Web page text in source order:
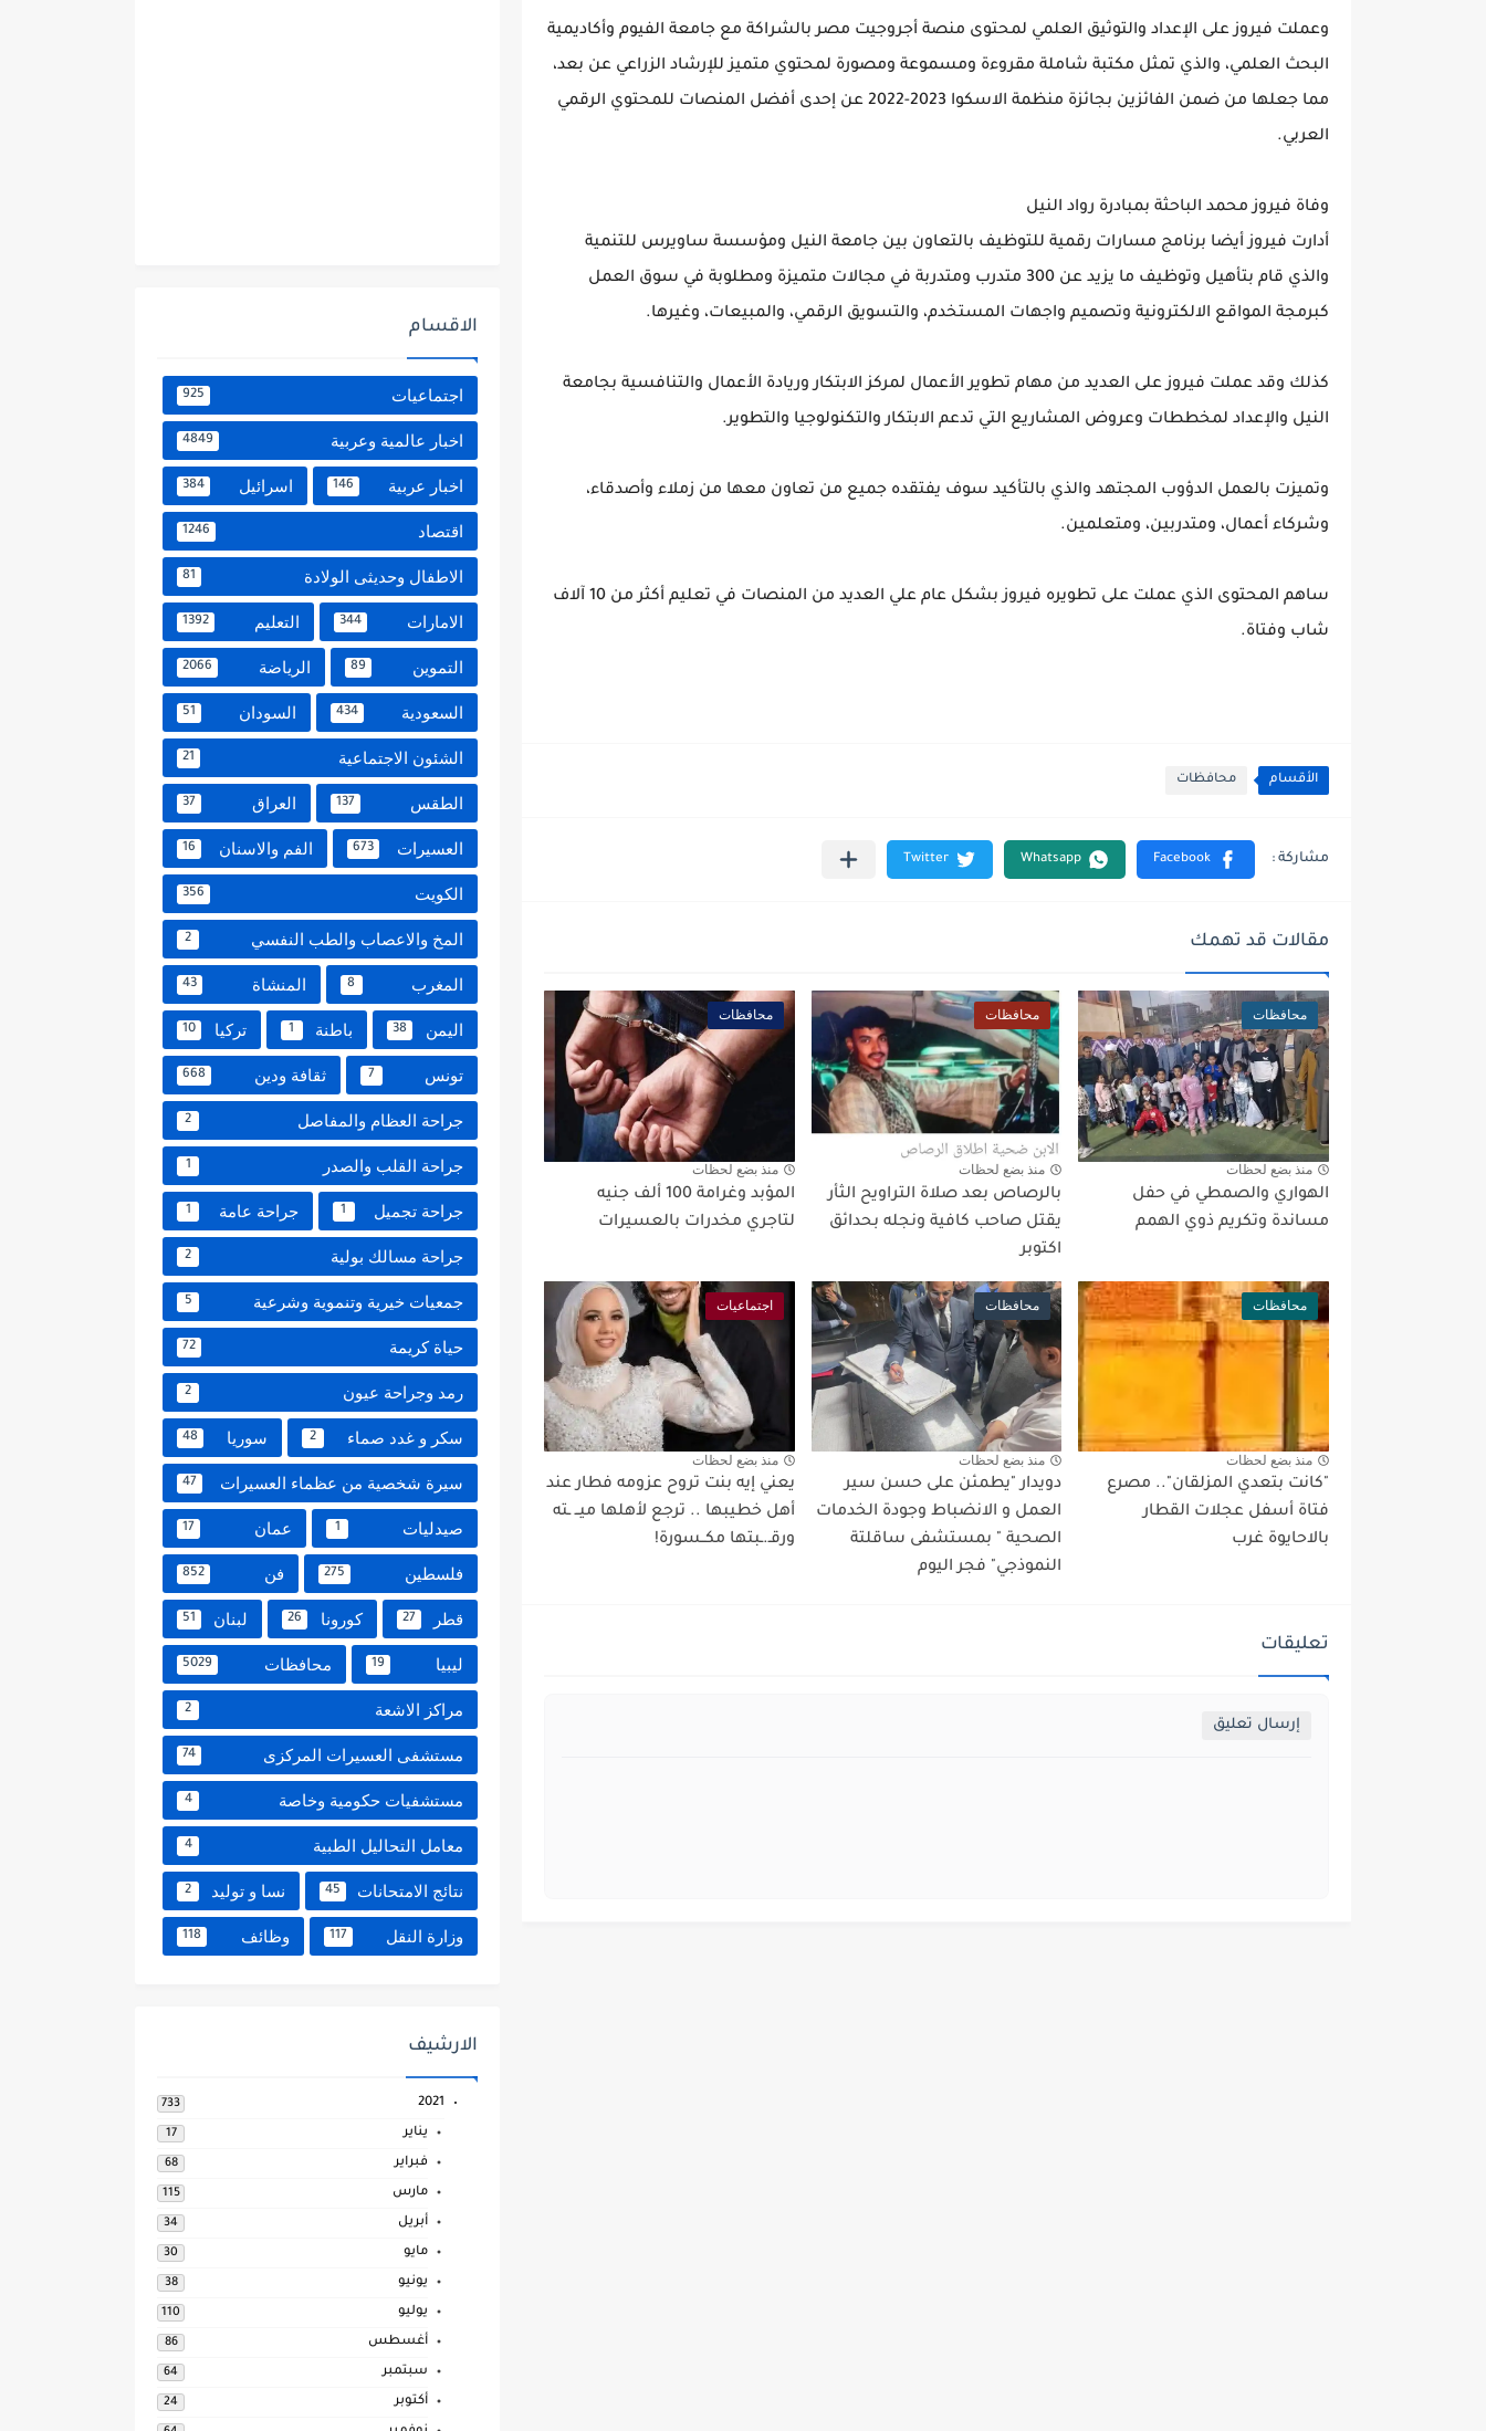
وعملت فيروز على الإعداد والتوثيق العلمي لمحتوى منصة أجروجيت مصر بالشراكة مع جامعة الفيوم وأكاديمية
البحث العلمي، والذي تمثل مكتبة شاملة مقروءة ومسموعة ومصورة لمحتوي متميز للإرشاد الزراعي عن بعد،
مما جعلها من ضمن الفائزين بجائزة منظمة الاسكوا 2023-2022 عن إحدى أفضل المنصات للمحتوي الرقمي
العربي.
وفاة فيروز محمد الباحثة بمبادرة رواد النيل
أدارت فيروز أيضا برنامج مسارات رقمية للتوظيف بالتعاون بين جامعة النيل ومؤسسة ساويرس للتنمية
والذي قام بتأهيل وتوظيف ما يزيد عن 300 متدرب ومتدربة في مجالات متميزة ومطلوبة في سوق العمل
كبرمجة المواقع الالكترونية وتصميم واجهات المستخدم، والتسويق الرقمي، والمبيعات، وغيرها.
كذلك وقد عملت فيروز على العديد من مهام تطوير الأعمال لمركز الابتكار وريادة الأعمال والتنافسية بجامعة
النيل والإعداد لمخططات وعروض المشاريع التي تدعم الابتكار والتكنولوجيا والتطوير.
وتميزت بالعمل الدؤوب المجتهد والذي بالتأكيد سوف يفتقده جميع من تعاون معها من زملاء وأصدقاء،
وشركاء أعمال، ومتدربين، ومتعلمين.
ساهم المحتوى الذي عملت على تطويره فيروز بشكل عام علي العديد من المنصات في تعليم أكثر من 10 آلاف
شاب وفتاة.
الأقسام محافظات
مقالات قد تهمك
محافظات
منذ بضع لحظات
الهواري والصمطي في حفل
مساندة وتكريم ذوي الهمم
محافظات
منذ بضع لحظات
بالرصاص بعد صلاة التراويح الثأر
يقتل صاحب كافية ونجله بحدائق
اكتوبر
محافظات
منذ بضع لحظات
المؤبد وغرامة 100 ألف جنيه
لتاجري مخدرات بالعسيرات
محافظات
منذ بضع لحظات
"كانت بتعدي المزلقان".. مصرع
فتاة أسفل عجلات القطار
بالاحايوة غرب
محافظات
منذ بضع لحظات
دويدار "يطمئن على حسن سير
العمل و الانضباط وجودة الخدمات
الصحية " بمستشفى ساقلتة
النموذجي" فجر اليوم
اجتماعيات
منذ بضع لحظات
يعني إيه بنت تروح عزومه فطار عند
أهل خطيبها .. ترجع لأهلها ميــ ـته
ورقـ.ـبتها مكــسورة!
تعليقات
إرسال تعليق
الاقسام
اجتماعيات 925
اخبار عالمية وعربية 4849
اخبار عربية 146 اسرائيل 384
اقتصاد 1246
الاطفال وحديثى الولادة 81
الامارات 344 التعليم 1392
التموين 89 الرياضة 2066
السعودية 434 السودان 51
الشئون الاجتماعية 21
الطقس 137 العراق 37
العسيرات 673 الفم والاسنان 16
الكويت 356
المخ والاعصاب والطب النفسي 2
المغرب 8 المنشاة 43
اليمن 38 باطنة 1 تركيا 10
تونس 7 ثقافة ودين 668
جراحة العظام والمفاصل 2
جراحة القلب والصدر 1
جراحة تجميل 1 جراحة عامة 1
جراحة مسالك بولية 2
جمعيات خيرية وتنموية وشرعية 5
حياة كريمة 72
رمد وجراحة عيون 2
سكر و غدد صماء 2 سوريا 48
سيرة شخصية من عظماء العسيرات 47
صيدليات 1 عمان 17
فلسطين 275 فن 852
قطر 27 كورونا 26 لبنان 51
ليبيا 19 محافظات 5029
مراكز الاشعة 2
مستشفى العسيرات المركزى 74
مستشفيات حكومية وخاصة 4
معامل التحاليل الطبية 4
نتائج الامتحانات 45 نسا و توليد 2
وزارة النقل 117 وظائف 118
الارشيف
2021
733
يناير 17
فبراير 68
مارس 115
أبريل 34
مايو 30
يونيو 38
يوليو 110
أغسطس 86
سبتمبر 64
أكتوبر 24